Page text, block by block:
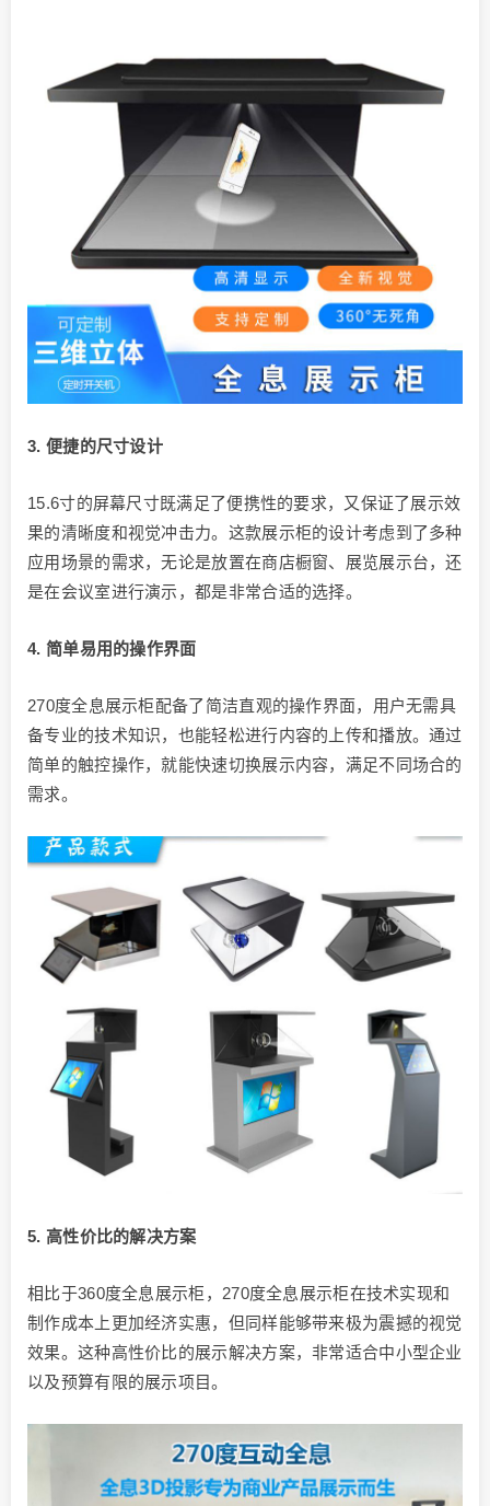
3. 便捷的尺寸设计
15.6寸的屏幕尺寸既满足了便携性的要求，又保证了展示效
果的清晰度和视觉冲击力。这款展示柜的设计考虑到了多种
应用场景的需求，无论是放置在商店橱窗、展览展示台，还
是在会议室进行演示，都是非常合适的选择。
4. 简单易用的操作界面
270度全息展示柜配备了简洁直观的操作界面，用户无需具
备专业的技术知识，也能轻松进行内容的上传和播放。通过
简单的触控操作，就能快速切换展示内容，满足不同场合的
需求。
5. 高性价比的解决方案
相比于360度全息展示柜，270度全息展示柜在技术实现和
制作成本上更加经济实惠，但同样能够带来极为震撼的视觉
效果。这种高性价比的展示解决方案，非常适合中小型企业
以及预算有限的展示项目。